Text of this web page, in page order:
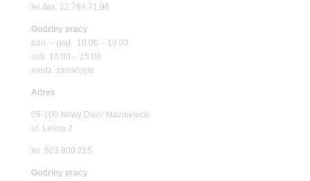
tel./fax. 22 784 71 96
Godziny pracy
pon. – piąt. 10.00 – 19.00
sob. 10.00 – 15.00
niedz. zamknięte
Adres
05-100 Nowy Dwór Mazowiecki
ul. Leśna 2
tel. 503 900 215
Godziny pracy